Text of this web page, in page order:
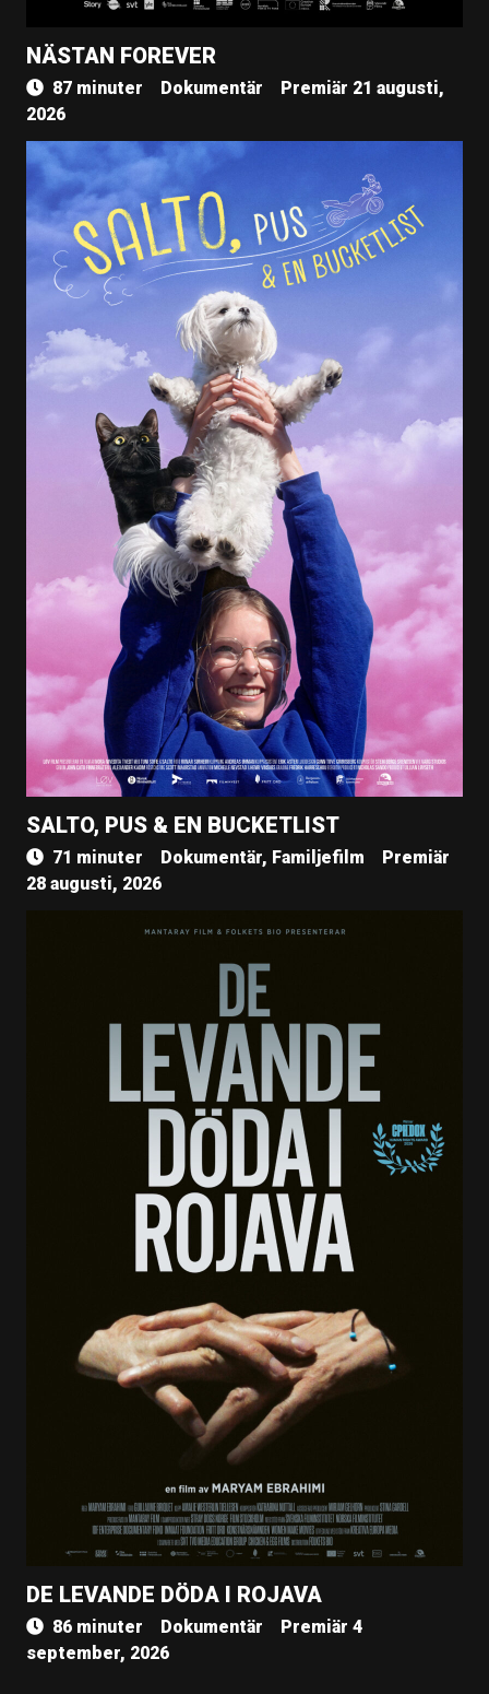
NÄSTAN FOREVER
87 minuter Dokumentär
Premiär 21 augusti,
2026
SALTO, PUS & EN BUCKETLIST
71 minuter Dokumentär, Familjefilm
Premiär
28 augusti, 2026
DE LEVANDE DÖDA I ROJAVA
86 minuter Dokumentär
Premiär 4
september, 2026